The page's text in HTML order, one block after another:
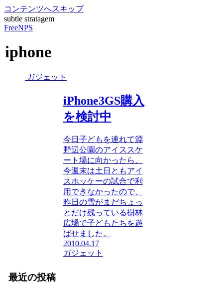
コンテンツへスキップ
subtle stratagem
FreeNPS
iphone
ガジェット
iPhone3GS購入
を検討中
今日子どもを連れて淵
野辺公園のアイススケ
ート場に向かったら、
今週末は土日ともアイ
スホッケーの試合で利
用できなかったので、
昨日の雪がまだちょっ
とだけ残っている樹林
広場で子どもたちを遊
ばせました。
2010.04.17
ガジェット
最近の投稿